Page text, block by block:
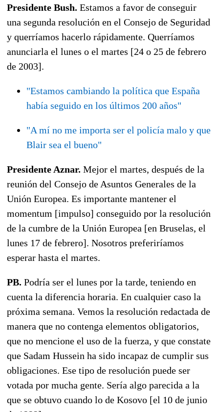
Presidente Bush. Estamos a favor de conseguir
una segunda resolución en el Consejo de Seguridad
y querríamos hacerlo rápidamente. Querríamos
anunciarla el lunes o el martes [24 o 25 de febrero
de 2003].
"Estamos cambiando la política que España
había seguido en los últimos 200 años"
"A mí no me importa ser el policía malo y que
Blair sea el bueno"
Presidente Aznar. Mejor el martes, después de la
reunión del Consejo de Asuntos Generales de la
Unión Europea. Es importante mantener el
momentum [impulso] conseguido por la resolución
de la cumbre de la Unión Europea [en Bruselas, el
lunes 17 de febrero]. Nosotros preferiríamos
esperar hasta el martes.
PB. Podría ser el lunes por la tarde, teniendo en
cuenta la diferencia horaria. En cualquier caso la
próxima semana. Vemos la resolución redactada de
manera que no contenga elementos obligatorios,
que no mencione el uso de la fuerza, y que constate
que Sadam Hussein ha sido incapaz de cumplir sus
obligaciones. Ese tipo de resolución puede ser
votada por mucha gente. Sería algo parecida a la
que se obtuvo cuando lo de Kosovo [el 10 de junio